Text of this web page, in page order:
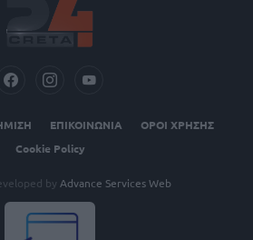
ΕΠΙΚΟΙΝΩΝΙΑ
ΟΡΟΙ ΧΡΗΣΗΣ
Cookie Policy
by Advance Services Web